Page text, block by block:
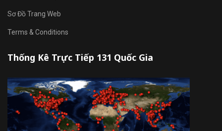
Sơ Đồ Trang Web
Terms & Conditions
Thống Kê Trực Tiếp 131 Quốc Gia